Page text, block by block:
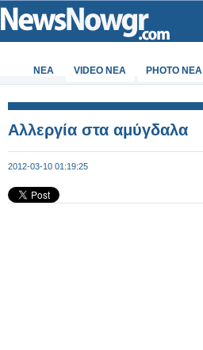
ΝΕΑ VIDEO NEA PHOTO NEA
Αλλεργία στα αμύγδαλα
2012-03-10 01:19:25